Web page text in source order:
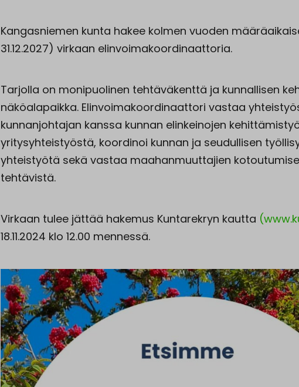
Kangasniemen kunta hakee kolmen vuoden
31.12.2027) virkaan elinvoimakoordinaattoria.
Tarjolla on monipuolinen tehtäväkenttä ja kunnallisen
näköalapaikka. Elinvoimakoordinaattori vastaa
kunnanjohtajan kanssa kunnan elinkeinojen
yritysyhteistyöstä, koordinoi kunnan ja seudullisen
yhteistyötä sekä vastaa maahanmuuttajien
tehtävistä.
Virkaan tulee jättää hakemus Kuntarekryn kautta
18.11.2024 klo 12.00 mennessä.